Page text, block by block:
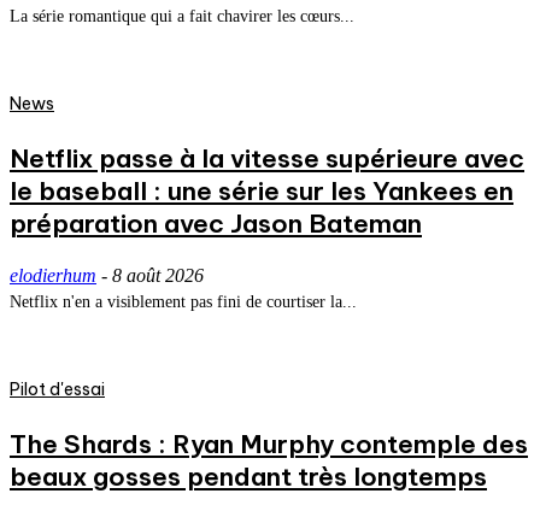
La série romantique qui a fait chavirer les cœurs...
News
Netflix passe à la vitesse supérieure avec
le baseball : une série sur les Yankees en
préparation avec Jason Bateman
elodierhum - 8 août 2026
Netflix n'en a visiblement pas fini de courtiser la...
Pilot d'essai
The Shards : Ryan Murphy contemple des
beaux gosses pendant très longtemps